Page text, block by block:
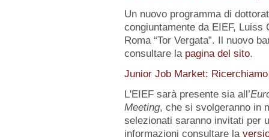
Un nuovo programma di
congiuntamente da EIEF, Luiss
Roma “Tor Vergata”. Il nuovo
consultare la pagina del sito.
Junior Job Market:
L'EIEF sarà presente sia all’
Meeting, che si svolgeranno in
selezionati saranno invitati per
informazioni consultare la